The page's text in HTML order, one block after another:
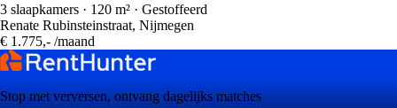
3 slaapkamers · 120 m² · Gestoffeerd
Renate Rubinsteinstraat, Nijmegen
€ 1.775,- /maand
Stop met verversen, ontvang dagelijks matches